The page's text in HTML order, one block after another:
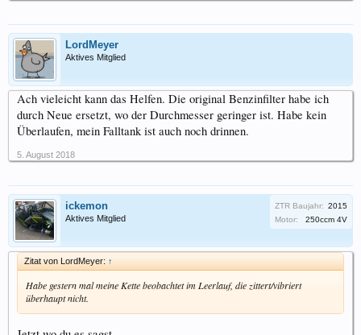
LordMeyer
Aktives Mitglied
Ach vieleicht kann das Helfen. Die original Benzinfilter habe ich
durch Neue ersetzt, wo der Durchmesser geringer ist. Habe kein
Überlaufen, mein Falltank ist auch noch drinnen.
5. August 2018
ickemon
Aktives Mitglied
ZTR Baujahr: 2015
Motor:
250ccm 4V
Zitat von LordMeyer: ↑
Habe gestern mal meine Kette beobachtet im Leerlauf, die zittert/vibriert
überhaupt nicht.